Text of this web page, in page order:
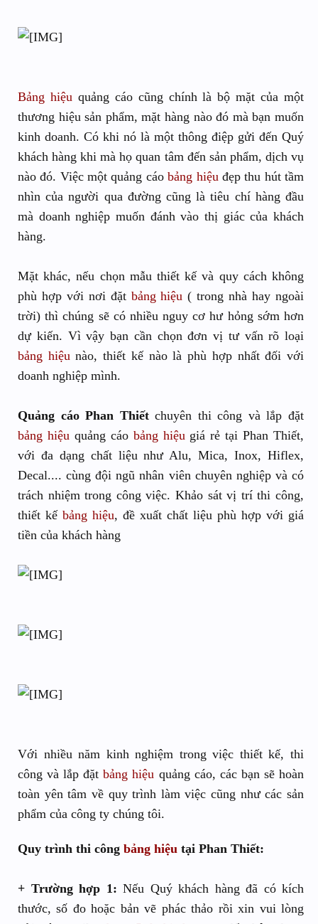
Bảng hiệuquảng cáo cũng chính là bộ mặt của một
thương hiệu sản phẩm, mặt hàng nào đó mà bạn muốn
kinh doanh. Có khi nó là một thông điệp gửi đến Quý
khách hàng khi mà họ quan tâm đến sản phẩm, dịch vụ
nào đó. Việc một quảng cáobảng hiệuđẹp thu hút tầm
nhìn của người qua đường cũng là tiêu chí hàng đầu
mà doanh nghiệp muốn đánh vào thị giác của khách
hàng.
Mặt khác, nếu chọn mẫu thiết kế và quy cách không
phù hợp với nơi đặt bảng hiệu ( trong nhà hay ngoài
trời) thì chúng sẽ có nhiều nguy cơ hư hỏng sớm hơn
dự kiến. Vì vậy bạn cần chọn đơn vị tư vấn rõ loại
bảng hiệunào, thiết kế nào là phù hợp nhất đối với
doanh nghiệp mình.
Quảng cáo Phan Thiếtchuyên thi công và lắp đặt
bảng hiệuquảng cáo bảng hiệugiá rẻ tại Phan Thiết,
với đa dạng chất liệu như Alu, Mica, Inox, Hiflex,
Decal.... cùng đội ngũ nhân viên chuyên nghiệp và có
trách nhiệm trong công việc. Khảo sát vị trí thi công,
thiết kế bảng hiệu, đề xuất chất liệu phù hợp với giá
tiền của khách hàng
Với nhiều năm kinh nghiệm trong việc thiết kế, thi
công và lắp đặtbảng hiệu quảng cáo, các bạn sẽ hoàn
toàn yên tâm về quy trình làm việc cũng như các sản
phẩm của công ty chúng tôi.
Quy trình thi công bảng hiệu tại Phan Thiết:
+ Trường hợp 1: Nếu Quý khách hàng đã có kích
thước, số đo hoặc bản vẽ phác thảo rồi xin vui lòng